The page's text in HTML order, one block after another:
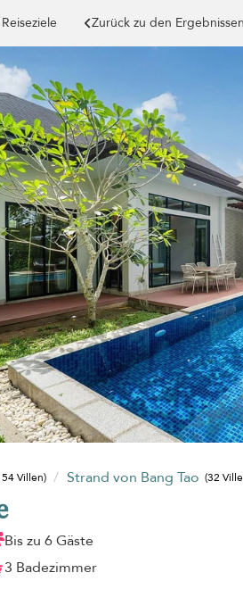
Reiseziele Zurück zu den Ergebnissen
Villen) Strand von Bang Tao (32
Bis zu 6 Gäste
3 Badezimmer